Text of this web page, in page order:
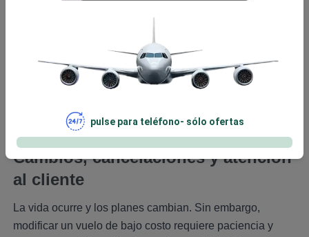
Planifica tu alimentación: Al no ofrecer servicio
gratuito a bordo, debes considerar los comprar
en el avión tienen tarifas de conveniencia. El mejor
consejo es llevar una botella de agua vacía para
llenarla en los bebederos del aeropuerto después de
sándwiches en tu mochila.
Cambios, cancelaciones y atención
al cliente
La vida ocurre y los planes cambian. Sin embargo,
modificar un vuelo de bajo costo requiere paciencia y
pulse para teléfono- sólo ofertas